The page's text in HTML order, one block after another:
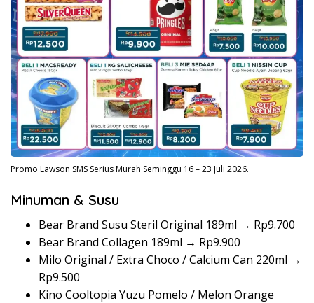
Promo Lawson SMS Serius Murah Seminggu 16 – 23 Juli 2026.
Minuman & Susu
Bear Brand Susu Steril Original 189ml → Rp9.700
Bear Brand Collagen 189ml → Rp9.900
Milo Original / Extra Choco / Calcium Can 220ml →
Rp9.500
Kino Cooltopia Yuzu Pomelo / Melon Orange